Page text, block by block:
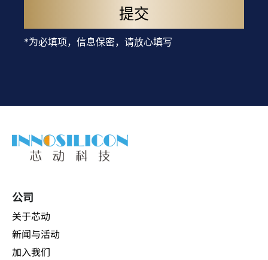
提交
*为必填项，信息保密，请放心填写
公司
关于芯动
新闻与活动
加入我们